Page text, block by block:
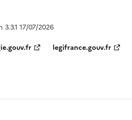
3.3.1 17/07/2026
legifrance.gouv.fr